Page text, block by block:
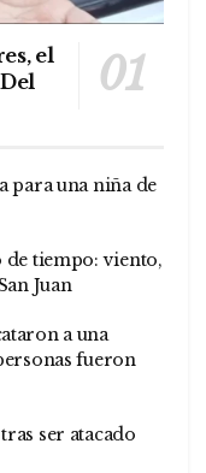
el
para una niña de
de tiempo: viento,
Juan
a una
fueron
ser atacado